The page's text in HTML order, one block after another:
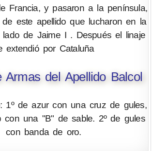
Francia, y pasaron a la península,
este apellido que lucharon en la
lado de Jaime I . Después el linaje
extendió por Cataluña
Armas del Apellido Balcol
1º de azur con una cruz de gules,
con una "B" de sable. 2º de gules
con banda de oro.